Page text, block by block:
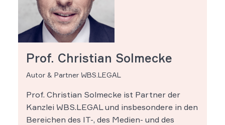
Prof. Christian Solmecke
Autor & Partner WBS.LEGAL
Prof. Christian Solmecke ist Partner der
Kanzlei WBS.LEGAL und insbesondere in den
Bereichen des IT-, des Medien- und des